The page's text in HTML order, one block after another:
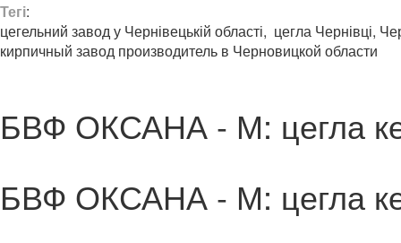
Тегі:
цегельний завод у Чернівецькій області, цегла Чернівці,
кирпичный завод производитель в Черновицкой области
БВФ ОКСАНА - М: цегла
БВФ ОКСАНА - М: цегла